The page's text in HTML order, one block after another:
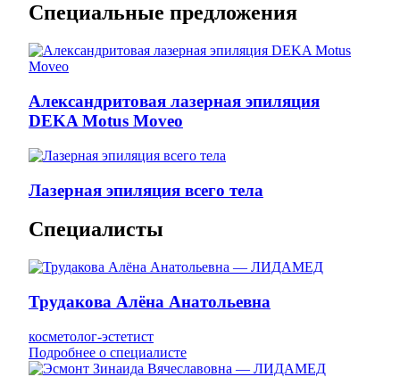
Специальные предложения
Александритовая лазерная эпиляция
DEKA Motus Moveo
Лазерная эпиляция всего тела
Специалисты
Трудакова Алёна Анатольевна
косметолог-эстетист
Подробнее о специалисте